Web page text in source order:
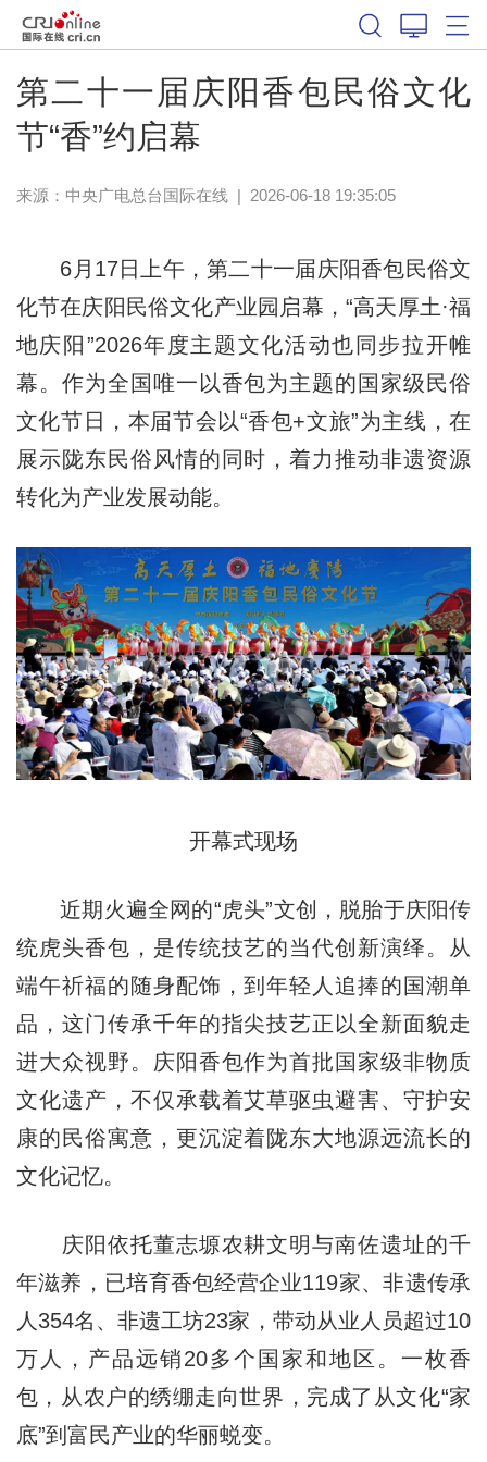
第二十一届庆阳香包民俗文化
节“香”约启幕
来源：中央广电总台国际在线| 2026-06-18 19:35:05
6月17日上午，第二十一届庆阳香包民俗文
化节在庆阳民俗文化产业园启幕，“高天厚土·福
地庆阳”2026年度主题文化活动也同步拉开帷
幕。作为全国唯一以香包为主题的国家级民俗
文化节日，本届节会以“香包+文旅”为主线，在
展示陇东民俗风情的同时，着力推动非遗资源
转化为产业发展动能。
开幕式现场
近期火遍全网的“虎头”文创，脱胎于庆阳传
统虎头香包，是传统技艺的当代创新演绎。从
端午祈福的随身配饰，到年轻人追捧的国潮单
品，这门传承千年的指尖技艺正以全新面貌走
进大众视野。庆阳香包作为首批国家级非物质
文化遗产，不仅承载着艾草驱虫避害、守护安
康的民俗寓意，更沉淀着陇东大地源远流长的
文化记忆。
庆阳依托董志塬农耕文明与南佐遗址的千
年滋养，已培育香包经营企业119家、非遗传承
人354名、非遗工坊23家，带动从业人员超过10
万人，产品远销20多个国家和地区。一枚香
包，从农户的绣绷走向世界，完成了从文化“家
底”到富民产业的华丽蜕变。